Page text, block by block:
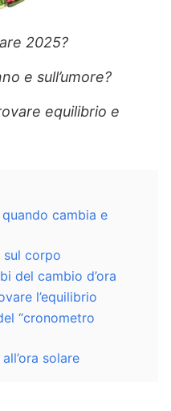
2025?
e sull’umore?
equilibrio e
cambia e
sul corpo
del cambio d’ora
l’equilibrio
“cronometro
solare